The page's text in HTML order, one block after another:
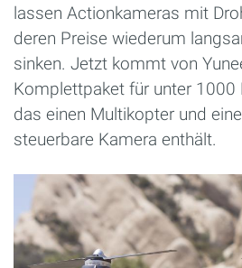
lassen Actionkameras mit
deren Preise wiederum
sinken. Jetzt kommt von
Komplettpaket für unter 1000
das einen Multikopter und
steuerbare Kamera enthält.